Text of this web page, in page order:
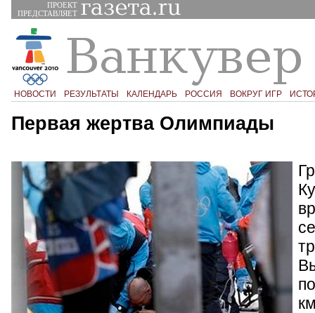
ПРОЕКТ
ПРЕДСТАВЛЯЕТ
НОВОСТИ РЕЗУЛЬТАТЫ КАЛЕНДАРЬ РОССИЯ ВОКРУГ ИГР
Первая жертва Олимпиады